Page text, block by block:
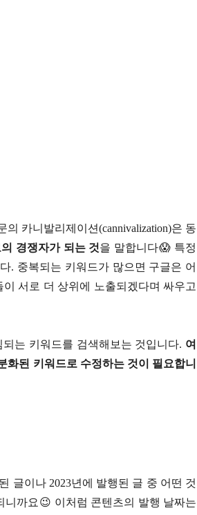
카니발리제이션(cannivalization)은 동
경쟁자가 되는 것을 말합니다😱 특정
. 중복되는 키워드가 많으면 구글은 어
서로 더 상위에 노출되겠다며 싸우고
는 키워드를 검색해보는 것입니다. 여
된 키워드로 수정하는 것이 필요합니
글이나 2023년에 발행된 글 중 어떤 것
니까요😉 이처럼 콘텐츠의 발행 날짜는